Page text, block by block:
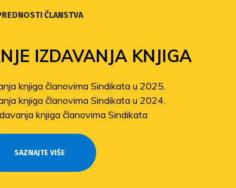
ČLANSTVA
IZDAVANJA KNJIGA
knjiga članovima Sindikata u 2025.
knjiga članovima Sindikata u 2024.
knjiga članovima Sindikata
SAZNAJTE VIŠE